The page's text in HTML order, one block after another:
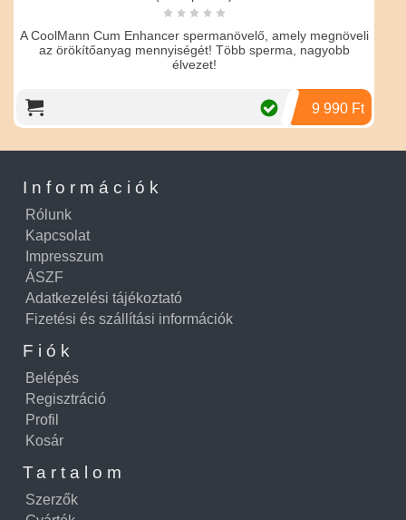
spermanövelő, amely megnöveli
Több sperma, nagyobb
A 2018-as újév ajándéka
Információk
Rólunk
Kapcsolat
Impresszum
ÁSZF
Adatkezelési tájékoztató
Fizetési és szállítási információk
Fiók
Belépés
Regisztráció
Profil
Kosár
Tartalom
Szerzők